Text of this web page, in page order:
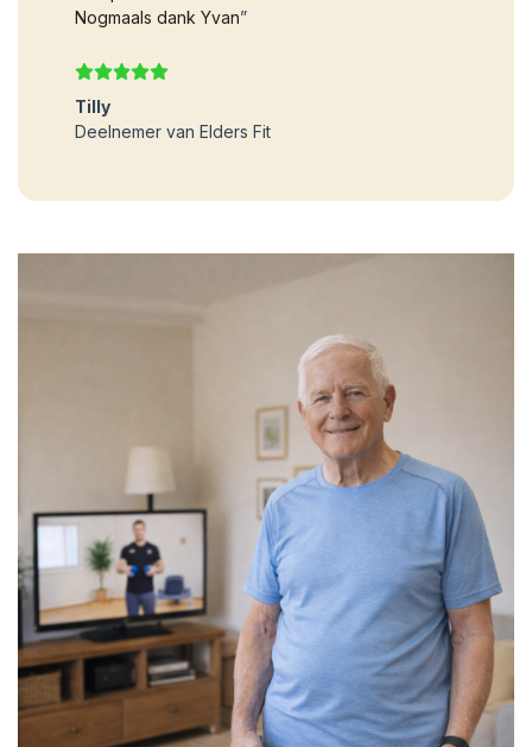
Nogmaals dank Yvan”
Tilly
Deelnemer van Elders Fit